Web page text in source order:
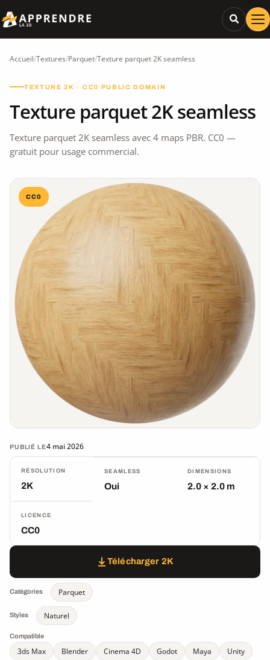
Accueil/Textures/Parquet/Texture parquet 2K seamless
TEXTURE 2K · CC0 PUBLIC DOMAIN
Texture parquet 2K seamless
Texture parquet 2K seamless avec 4 maps PBR. CC0 —
gratuit pour usage commercial.
CC0
PUBLIÉ LE4 mai 2026
RÉSOLUTION
2K
SEAMLESS
Oui
DIMENSIONS
2.0 × 2.0 m
LICENCE
CC0
Télécharger 2K
Catégories Parquet
Styles Naturel
Compatible
3ds Max Blender Cinema 4D Godot Maya
Unity